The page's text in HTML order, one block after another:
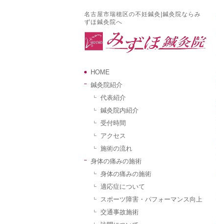
名古屋市瑞穂区の不妊鍼灸|鍼灸院ならみ
ずほ鍼灸院へ
HOME
鍼灸院紹介
代表紹介
鍼灸院内紹介
受付時間
アクセス
施術の流れ
身体の痛みの施術
身体の痛みの施術
適応症について
スポーツ障害・パフォーマンス向上
交通事故施術